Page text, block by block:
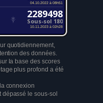
04.10.2022 à 08h51
2289498
Sous-sol 180
10.11.2023 à 02h28
quotidiennement,
des données.
la base des scores
plus profond a été
connexion
le sous-sol